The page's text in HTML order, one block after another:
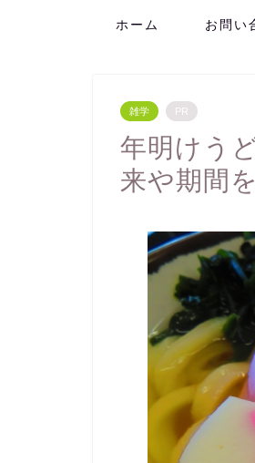
ホーム お問い
雑学 PR
年明けう
来や期間